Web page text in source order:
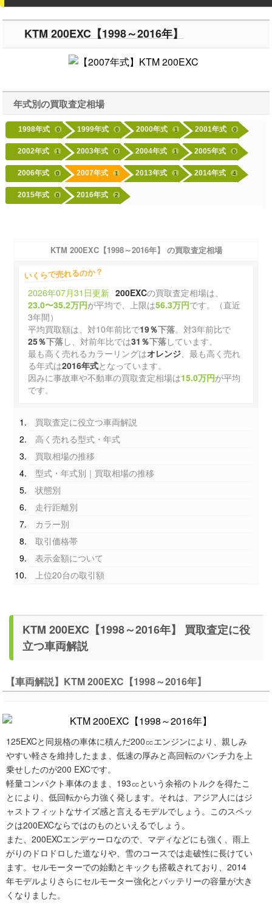
KTM 200EXC【1998～2016年】
年式別の買取査定相場
1998年式 0 1999年式 0 2000年式 1 2001年式 0
2002年式 1 2003年式 0 2004年式 1 2005年式 0
2006年式 0 2007年式 1 2013年式 1 2014年式 4
2015年式 0 2016年式 2
KTM 200EXC【1998～2016年】 の買取査定相場
いくらで売れるのか？
2026年07月31日更新 200EXCの買取査定相場は、
23.0〜35.2万円が平均で、上限は56.3万円です。（直近
3年間）
平均買取額は、対10年前比で19％下落。対3年前比で
25％下落し、対前年比では31％下落しています。
最も高く売れるカラーリングはオレンジ、最も高く売れ
る年式は2016年式となっています。
因みに事故車や不動車の買取査定相場は15.0万円が平均
です。
買取査定に役立つ車両解説
高く売れる型式・年式
買取相場の推移
型式・年式別｜買取相場の推移
状態別
走行距離別
カラー別
取引価格帯
表示金額について
上位20台の取引額
KTM 200EXC【1998～2016年】 買取査定に役
立つ車両解説
【車両解説】KTM 200EXC【1998～2016年】
125EXCと同規格の車体に積んだ200㏄エンジンにより、親しみ
やすい軽さを維持したまま、低速の厚みと高回転のパンチ力を上
乗せしたのが200 EXCです。
軽量コンパクト車体のまま、193㏄という余裕のトルクを得たこ
とにより、低回転から力強く発します。それは、アジア人にはジ
ャストフィットなサイズ感と言えるモデルでしょう。このスペッ
クは200EXCならではのものといえるでしょう。
また、200EXCエンデゥーロなので、マディなどにも強く、雨上
がりのドロドロした道なりや、雪のコースでは走破性に長けてい
ます。セルモーターでの始動とキックも搭載されており、2014
年モデルよりさらにセルモーター強化とバッテリーの容量が大き
くなりました。